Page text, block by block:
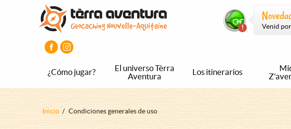
Venid por
¿Cómo jugar?
El universo Tèrra
Aventura
Los itinerarios
Sobrescribir
Inicio Condiciones generales de uso